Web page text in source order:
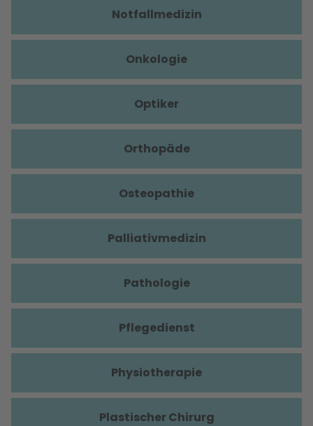
Notfallmedizin
Onkologie
Optiker
Orthopäde
Osteopathie
Palliativmedizin
Pathologie
Pflegedienst
Physiotherapie
Plastischer Chirurg